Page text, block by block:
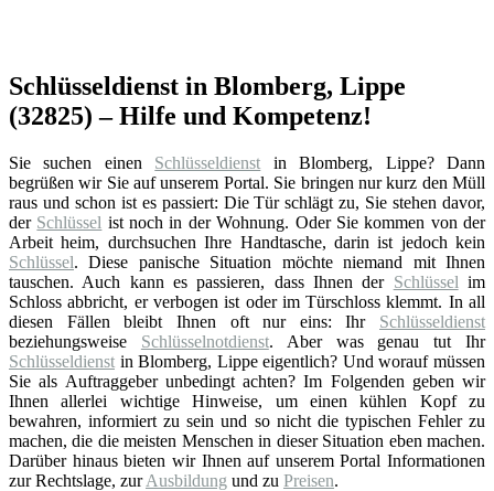
Schlüsseldienst in Blomberg, Lippe
(32825) – Hilfe und Kompetenz!
Sie suchen einen Schlüsseldienst in Blomberg, Lippe? Dann
begrüßen wir Sie auf unserem Portal. Sie bringen nur kurz den Müll
raus und schon ist es passiert: Die Tür schlägt zu, Sie stehen davor,
der Schlüssel ist noch in der Wohnung. Oder Sie kommen von der
Arbeit heim, durchsuchen Ihre Handtasche, darin ist jedoch kein
Schlüssel. Diese panische Situation möchte niemand mit Ihnen
tauschen. Auch kann es passieren, dass Ihnen der Schlüssel im
Schloss abbricht, er verbogen ist oder im Türschloss klemmt. In all
diesen Fällen bleibt Ihnen oft nur eins: Ihr Schlüsseldienst
beziehungsweise Schlüsselnotdienst. Aber was genau tut Ihr
Schlüsseldienst in Blomberg, Lippe eigentlich? Und worauf müssen
Sie als Auftraggeber unbedingt achten? Im Folgenden geben wir
Ihnen allerlei wichtige Hinweise, um einen kühlen Kopf zu
bewahren, informiert zu sein und so nicht die typischen Fehler zu
machen, die die meisten Menschen in dieser Situation eben machen.
Darüber hinaus bieten wir Ihnen auf unserem Portal Informationen
zur Rechtslage, zurAusbildung und zu Preisen.